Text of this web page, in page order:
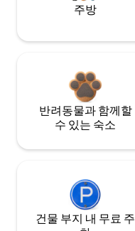
주방
반려동물과 함께할
수 있는 숙소
건물 부지 내 무료 주